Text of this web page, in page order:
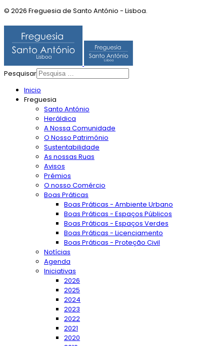
© 2026 Freguesia de Santo António - Lisboa.
Pesquisar
Inicio
Freguesia
Santo António
Heráldica
A Nossa Comunidade
O Nosso Património
Sustentabilidade
As nossas Ruas
Avisos
Prémios
O nosso Comércio
Boas Práticas
Boas Práticas - Ambiente Urbano
Boas Práticas - Espaços Públicos
Boas Práticas - Espaços Verdes
Boas Práticas - Licenciamento
Boas Práticas - Proteção Civil
Notícias
Agenda
Iniciativas
2026
2025
2024
2023
2022
2021
2020